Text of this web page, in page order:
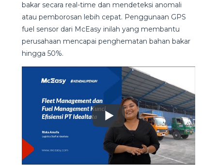
bakar secara real-time dan mendeteksi anomali
atau pemborosan lebih cepat. Penggunaan GPS
fuel sensor dari McEasy inilah yang membantu
perusahaan mencapai penghematan bahan bakar
hingga 50%.